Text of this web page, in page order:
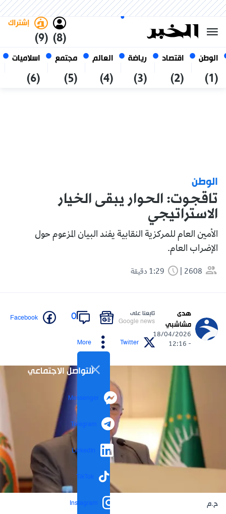
الوطن
(1)
اقتصاد
(2)
رياضة
(3)
العالم
(4)
مجتمع
(5)
اسلاميات
(6)
(8)
إشتراك
(9)
06 أغسطس 2026
الجزائر
الوطن
تاقجوت: الحوار يبقى الخيار
الاستراتيجي
الأمين العام للمركزية النقابية يفند البيان المزعوم حول
الإضراب العام.
2608
هدى
مشاشبي
18/04/2026
- 12:16
تابعنا على
Google news
0
Facebook
Twitter
More
التواصل الاجتماعي
Messenger
Telegram
LinkedIn
TikTok
Instagram ح.م